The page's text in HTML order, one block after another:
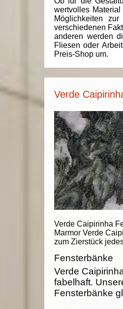
wertvolles
Möglichkeiten
verschiedenen
anderen werden
Fliesen oder
Preis-Shop um.
Verde
Verde Caipirinha
Marmor Verde
zum Zierstück
Fensterbänke
Verde
fabelhaft.
Fensterbänke